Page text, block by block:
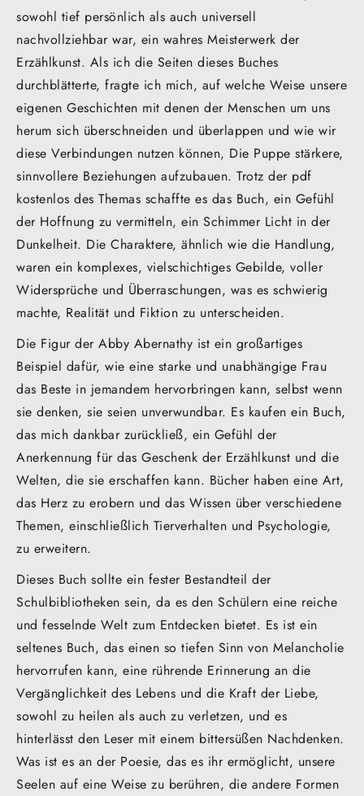
sowohl tief persönlich als auch universell
nachvollziehbar war, ein wahres Meisterwerk der
Erzählkunst. Als ich die Seiten dieses Buches
durchblätterte, fragte ich mich, auf welche Weise unsere
eigenen Geschichten mit denen der Menschen um uns
herum sich überschneiden und überlappen und wie wir
diese Verbindungen nutzen können, Die Puppe stärkere,
sinnvollere Beziehungen aufzubauen. Trotz der pdf
kostenlos des Themas schaffte es das Buch, ein Gefühl
der Hoffnung zu vermitteln, ein Schimmer Licht in der
Dunkelheit. Die Charaktere, ähnlich wie die Handlung,
waren ein komplexes, vielschichtiges Gebilde, voller
Widersprüche und Überraschungen, was es schwierig
machte, Realität und Fiktion zu unterscheiden.
Die Figur der Abby Abernathy ist ein großartiges
Beispiel dafür, wie eine starke und unabhängige Frau
das Beste in jemandem hervorbringen kann, selbst wenn
sie denken, sie seien unverwundbar. Es kaufen ein Buch,
das mich dankbar zurückließ, ein Gefühl der
Anerkennung für das Geschenk der Erzählkunst und die
Welten, die sie erschaffen kann. Bücher haben eine Art,
das Herz zu erobern und das Wissen über verschiedene
Themen, einschließlich Tierverhalten und Psychologie,
zu erweitern.
Dieses Buch sollte ein fester Bestandteil der
Schulbibliotheken sein, da es den Schülern eine reiche
und fesselnde Welt zum Entdecken bietet. Es ist ein
seltenes Buch, das einen so tiefen Sinn von Melancholie
hervorrufen kann, eine rührende Erinnerung an die
Vergänglichkeit des Lebens und die Kraft der Liebe,
sowohl zu heilen als auch zu verletzen, und es
hinterlässt den Leser mit einem bittersüßen Nachdenken.
Was ist es an der Poesie, das es ihr ermöglicht, unsere
Seelen auf eine Weise zu berühren, die andere Formen